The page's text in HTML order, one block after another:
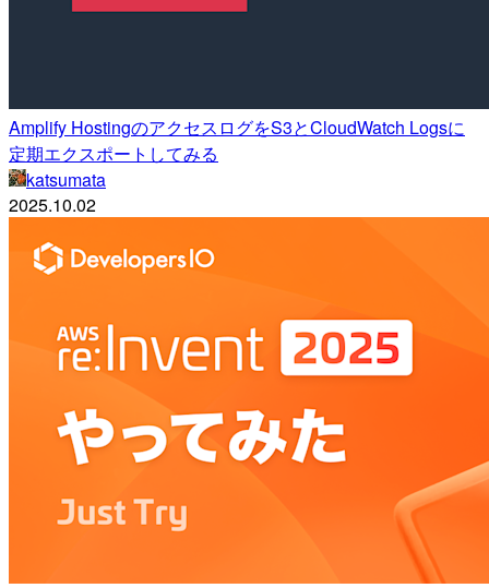
Amplify HostingのアクセスログをS3とCloudWatch Logsに
定期エクスポートしてみる
katsumata
2025.10.02